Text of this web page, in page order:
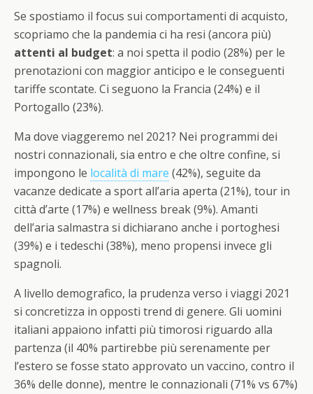
Se spostiamo il focus sui comportamenti di acquisto,
scopriamo che la pandemia ci ha resi (ancora più)
attenti al budget: a noi spetta il podio (28%) per le
prenotazioni con maggior anticipo e le conseguenti
tariffe scontate. Ci seguono la Francia (24%) e il
Portogallo (23%).
Ma dove viaggeremo nel 2021? Nei programmi dei
nostri connazionali, sia entro e che oltre confine, si
impongono le località di mare (42%), seguite da
vacanze dedicate a sport all’aria aperta (21%), tour in
città d’arte (17%) e wellness break (9%). Amanti
dell’aria salmastra si dichiarano anche i portoghesi
(39%) e i tedeschi (38%), meno propensi invece gli
spagnoli.
A livello demografico, la prudenza verso i viaggi 2021
si concretizza in opposti trend di genere. Gli uomini
italiani appaiono infatti più timorosi riguardo alla
partenza (il 40% partirebbe più serenamente per
l’estero se fosse stato approvato un vaccino, contro il
36% delle donne), mentre le connazionali (71% vs 67%)